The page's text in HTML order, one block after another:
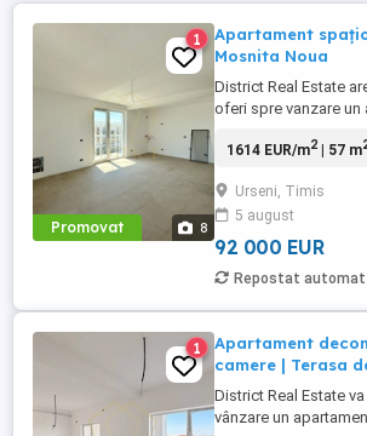
Promovat 8
1
Apartament
Mosnita Noua
District Real Estate
oferi spre vanzare
Mosnita Noua, foarte
suprafata utila de
Compartimentarea
urmatoarea: - Hol
1614 EUR/m2| 57 m
Urseni, Timis
5 august
92 000 EUR
Repostat automat
1
Apartament
camere | Terasa
District Real Estate
vânzare un